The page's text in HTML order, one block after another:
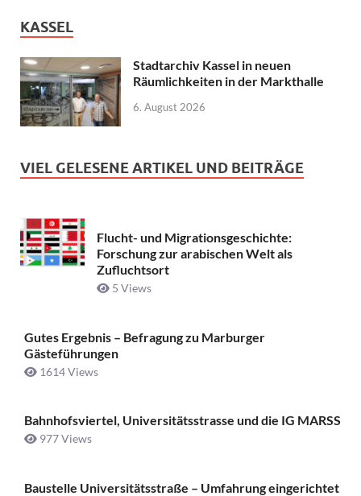
KASSEL
Stadtarchiv Kassel in neuen
Räumlichkeiten in der Markthalle
6. August 2026
VIEL GELESENE ARTIKEL UND BEITRÄGE
Flucht- und Migrationsgeschichte:
Forschung zur arabischen Welt als
Zufluchtsort
5 Views
Gutes Ergebnis – Befragung zu Marburger
Gästeführungen
1614 Views
Bahnhofsviertel, Universitätsstrasse und die IG MARSS
977 Views
Baustelle Universitätsstraße ­– Umfahrung eingerichtet